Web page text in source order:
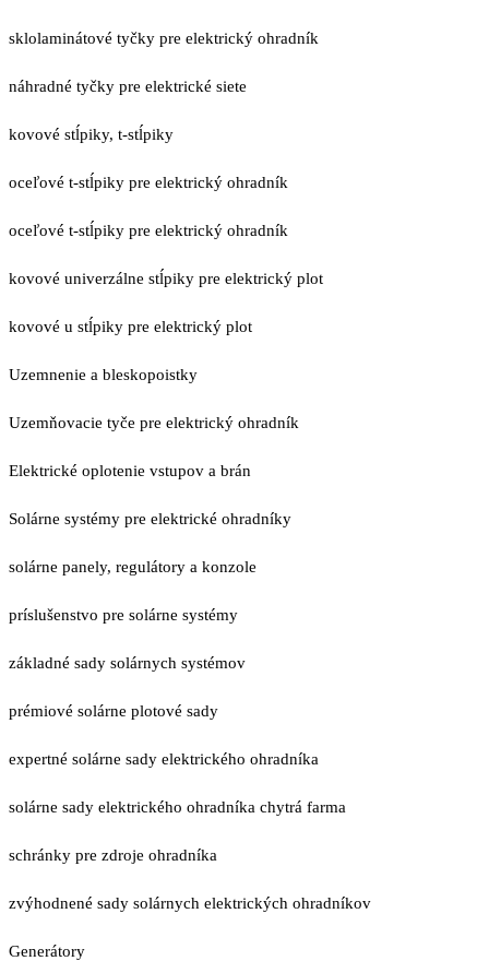
sklolaminátové tyčky pre elektrický ohradník
náhradné tyčky pre elektrické siete
kovové stĺpiky, t-stĺpiky
oceľové t-stĺpiky pre elektrický ohradník
oceľové t-stĺpiky pre elektrický ohradník
kovové univerzálne stĺpiky pre elektrický plot
kovové u stĺpiky pre elektrický plot
Uzemnenie a bleskopoistky
Uzemňovacie tyče pre elektrický ohradník
Elektrické oplotenie vstupov a brán
Solárne systémy pre elektrické ohradníky
solárne panely, regulátory a konzole
príslušenstvo pre solárne systémy
základné sady solárnych systémov
prémiové solárne plotové sady
expertné solárne sady elektrického ohradníka
solárne sady elektrického ohradníka chytrá farma
schránky pre zdroje ohradníka
zvýhodnené sady solárnych elektrických ohradníkov
Generátory